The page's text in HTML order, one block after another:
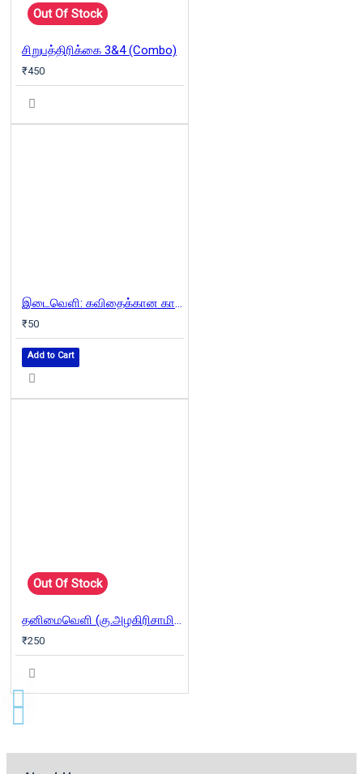
Out Of Stock
சிறுபத்திரிக்கை 3&4 (Combo)
₹450
இடைவெளி: கவிதைக்கான காலாண்டிதழ் (Oct 2022)
₹50
Add to Cart
Out Of Stock
தனிமைவெளி (கு.அழகிரிசாமி சிறப்பிதழ்)
₹250